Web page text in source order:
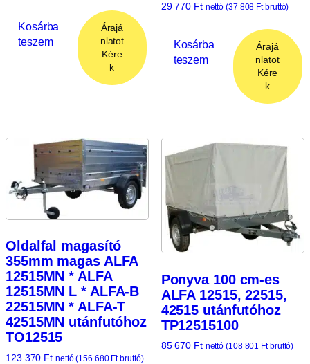
Kosárba
teszem
Árajá
nlatot
Kére
k
29 770 Ft nettó (37 808 Ftbruttó)
Kosárba
teszem
Árajá
nlatot
Kére
k
Oldalfal magasító
355mm magas ALFA
12515MN * ALFA
12515MN L * ALFA-B
22515MN * ALFA-T
42515MN utánfutóhoz
TO12515
123 370 Ft nettó (156 680 Ftbruttó)
Ponyva 100 cm-es
ALFA 12515, 22515,
42515 utánfutóhoz
TP12515100
85 670 Ft nettó (108 801 Ftbruttó)